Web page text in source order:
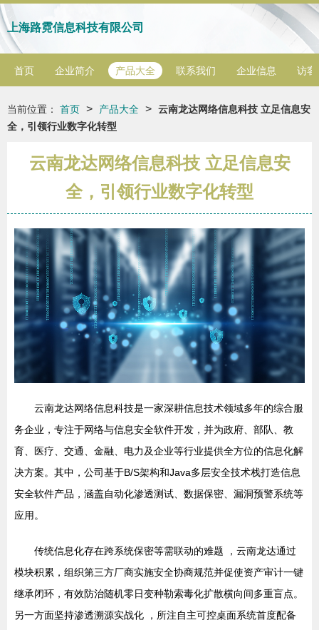
上海路霓信息科技有限公司
首页 企业简介 产品大全 联系我们 企业信息 访客
当前位置： 首页 > 产品大全 > 云南龙达网络信息科技 立足信息安
全，引领行业数字化转型
云南龙达网络信息科技 立足信息安
全，引领行业数字化转型
云南龙达网络信息科技是一家深耕信息技术领域多年的综合服
务企业，专注于网络与信息安全软件开发，并为政府、部队、教
育、医疗、交通、金融、电力及企业等行业提供全方位的信息化解
决方案。其中，公司基于B/S架构和Java多层安全技术栈打造信息
安全软件产品，涵盖自动化渗透测试、数据保密、漏洞预警系统等
应用。
传统信息化存在跨系统保密等需联动的难题 ，云南龙达通过
模块积累，组织第三方厂商实施安全协商规范并促使资产审计一键
继承闭环，有效防治随机零日变种勒索毒化扩散横向间多重盲点。
另一方面坚持渗透溯源实战化 ，所注自主可控桌面系统首度配备